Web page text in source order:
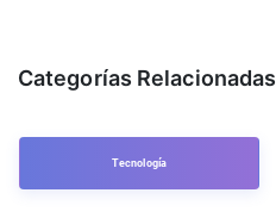
Categorías Relacionadas
Tecnología